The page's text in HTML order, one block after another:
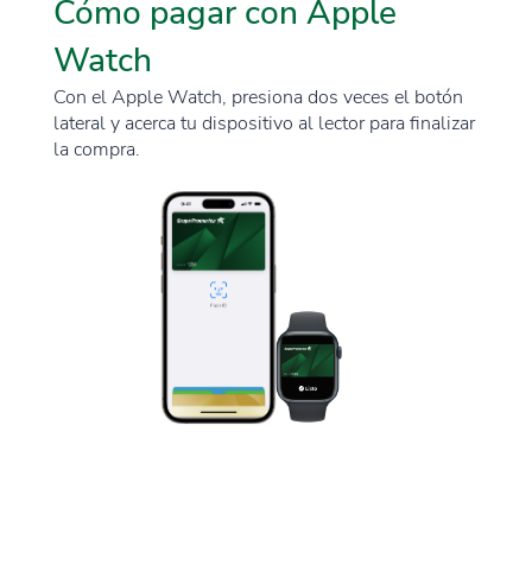
Cómo pagar con Apple
Watch
Con el Apple Watch, presiona dos veces el botón
lateral y acerca tu dispositivo al lector para finalizar
la compra.